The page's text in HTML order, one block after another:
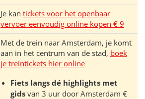
Je kan tickets voor het openbaar
vervoer eenvoudig online kopen € 9
Met de trein naar Amsterdam, je komt
aan in het centrum van de stad, boek
je treintickets hier online
Fiets langs dé highlights met
gids van 3 uur door Amsterdam €